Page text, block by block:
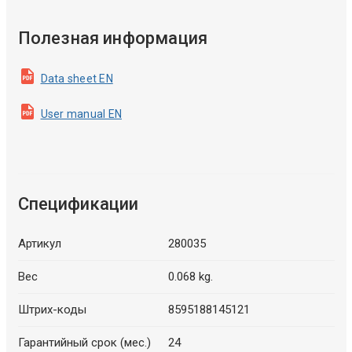
Полезная информация
Data sheet EN
User manual EN
Спецификации
Артикул 280035
Вес 0.068 kg.
Штрих-коды 8595188145121
Гарантийный срок (мес.) 24